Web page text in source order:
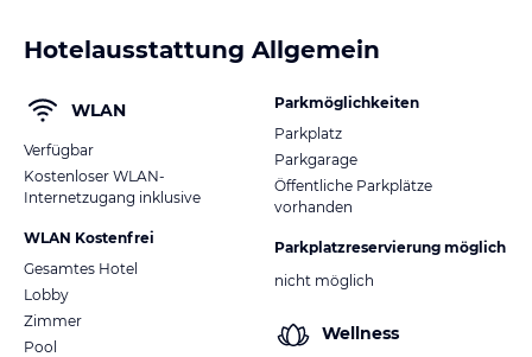
Hotelausstattung Allgemein
WLAN
Verfügbar
Kostenloser WLAN-
Internetzugang inklusive
WLAN Kostenfrei
Gesamtes Hotel
Lobby
Zimmer
Pool
Parkmöglichkeiten
Parkplatz
Parkgarage
Öffentliche Parkplätze
vorhanden
Parkplatzreservierung möglich
nicht möglich
Wellness